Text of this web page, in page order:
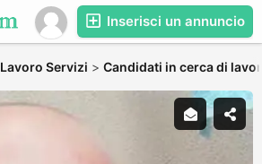
Inserisci un annuncio
Lavoro Servizi > Candidati in cerca di